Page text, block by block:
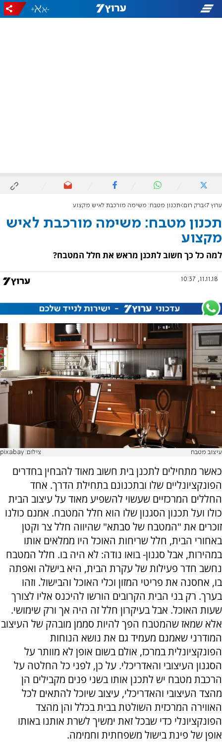
-
+
ערוץ 7 ברק רום תכנון מטבח: משימה מורכבת לאיש מקצוע
תכנון מטבח: משימה מורכבת לאיש
מקצוע
למה כל כך חשוב לתכנן מראש את חלל המטבח?
11.11.18, 10:37
עיצוב מטבח צילום: pixabay
כאשר מתחילים לתכנן בית חשוב מאוד להבחין בחדרים
הפונקציונליים שלו ובתכנונם בתחילת הדרך. אחד
החללים המרכזיים שעשוי להשפיע מאוד על עיצוב הבית
כולו ועל תכנון הסגנון שלו הוא חלל המטבח. אמנם כולנו
זוכרים את "המטבח של סבתא" שהיווה חלל צר וקטן
באחורי הבית, חלל שריחות האוכל היו ממלאים אותו
במהירות, אבל סגנון- בואו נודה: לא היה בו. חלל המטבח
נחשב חדר פעילות של עקרת הבית, היא בישלה ואפתה
בו, אחסנה את פריטי המזון וכלי האוכל והבישול. וזהו
בערך. רק בני הבית הקרובים הורשו להיכנס אליו לצורך
שעות האוכל. אבל בעיקרון חלל זה היה אך ורק שימושי.
אלא שמאז שהמטבח הפך להיות סממן מובהק של העיצוב
המודרני שאמנם מעמיד גם את נושא הנוחות
הפונקציונלית במרכז, אולם בשום אופן לא מוותר על
הסגנון העיצובי והאדריכלי. על כן, לפני כל החלטה על
הרכבת מטבח יש לתכנן אותו בשני פנים מקבילים הן
מהצד העיצובי והאדריכלי, עיצוב שיוכל להתאים לכל
האווירה המרכזית השולטת בבית בכלל והן מהצד
הפונקציונלי כדי שבכל זאת ימשיך לשרת אותנו באותו
אופן של פינת בישול משפחתית וחמימה.